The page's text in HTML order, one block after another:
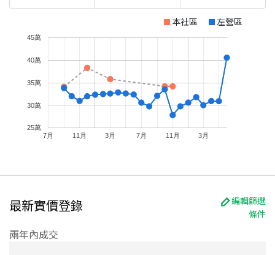
本社區 左營區
7月 11月 3月 7月 11月 3月
25萬
30萬
35萬
40萬
45萬
最新實價登錄
編輯篩選
條件
兩年內成交